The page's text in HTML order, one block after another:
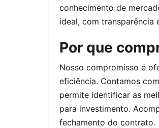
conhecimento de
ideal, com transparência
Por que
Nosso compromisso é
eficiência. Contamos
permite identificar as
para investimento.
fechamento do contrato.